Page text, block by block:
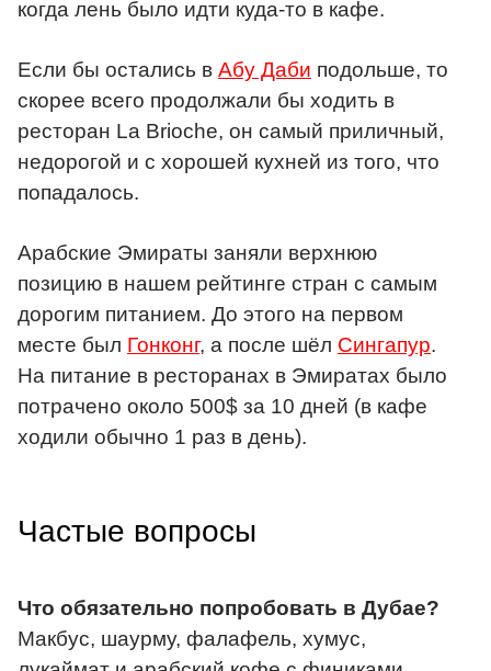
когда лень было идти куда-то в кафе.
Если бы остались в Абу Даби подольше, то
скорее всего продолжали бы ходить в
ресторан La Brioche, он самый приличный,
недорогой и с хорошей кухней из того, что
попадалось.
Арабские Эмираты заняли верхнюю
позицию в нашем рейтинге стран с самым
дорогим питанием. До этого на первом
месте был Гонконг, а после шёл Сингапур.
На питание в ресторанах в Эмиратах было
потрачено около 500$ за 10 дней (в кафе
ходили обычно 1 раз в день).
Частые вопросы
Что обязательно попробовать в Дубае?
Макбус, шаурму, фалафель, хумус,